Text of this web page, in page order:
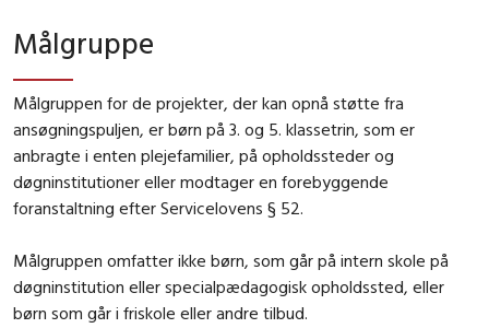
Målgruppe
Målgruppen for de projekter, der kan opnå støtte fra
ansøgningspuljen, er børn på 3. og 5. klassetrin, som er
anbragte i enten plejefamilier, på opholdssteder og
døgninstitutioner eller modtager en forebyggende
foranstaltning efter Servicelovens § 52.
Målgruppen omfatter ikke børn, som går på intern skole på
døgninstitution eller specialpædagogisk opholdssted, eller
børn som går i friskole eller andre tilbud.